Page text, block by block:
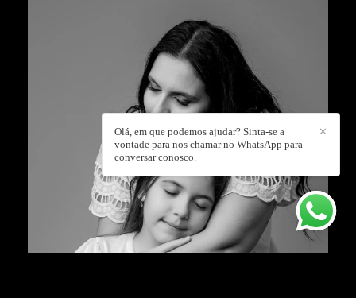
✕
Olá, em que podemos ajudar? Sinta-se a
vontade para nos chamar no WhatsApp para
conversar conosco.